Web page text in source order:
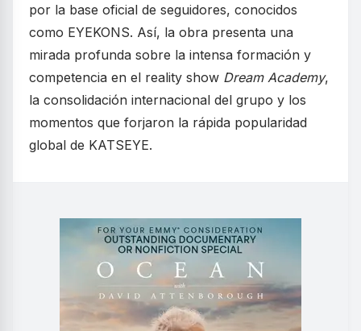
por la base oficial de seguidores, conocidos
como EYEKONS. Así, la obra presenta una
mirada profunda sobre la intensa formación y
competencia en el reality show Dream Academy,
la consolidación internacional del grupo y los
momentos que forjaron la rápida popularidad
global de KATSEYE.